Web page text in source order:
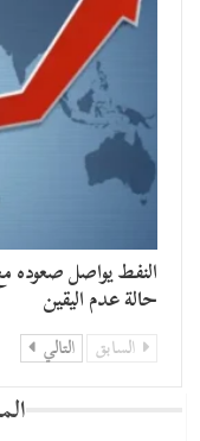
النفط يواصل صعوده
حالة عدم اليقين
السابق التالي